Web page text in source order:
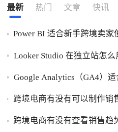
最新 热门 文章 快讯
Power BI 适合新手跨境卖
Looker Studio 在独立站怎
Google Analytics（GA4）
跨境电商有没有可以制作销
跨境电商有没有查看销售趋